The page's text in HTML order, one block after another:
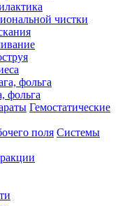
чистки
фольга
Гемостатические
Системы